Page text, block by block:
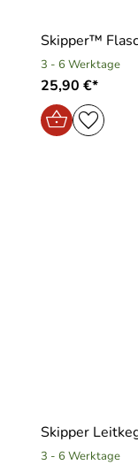
Skipper™
3 - 6 Werktage
25,90 €*
Skipper
3 - 6 Werktage